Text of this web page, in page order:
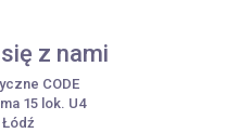
z nami
CODE
15 lok. U4
Łódź